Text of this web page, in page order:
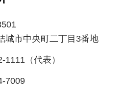
城市中央町二丁目3番地
1111（代表）
7009